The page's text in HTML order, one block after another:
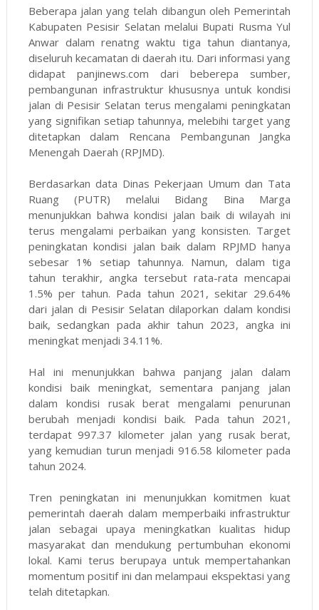
Beberapa jalan yang telah dibangun oleh Pemerintah
Kabupaten Pesisir Selatan melalui Bupati Rusma Yul
Anwar dalam renatng waktu tiga tahun diantanya,
diseluruh kecamatan di daerah itu. Dari informasi yang
didapat panjinews.com dari beberepa sumber,
pembangunan infrastruktur khususnya untuk kondisi
jalan di Pesisir Selatan terus mengalami peningkatan
yang signifikan setiap tahunnya, melebihi target yang
ditetapkan dalam Rencana Pembangunan Jangka
Menengah Daerah (RPJMD).
Berdasarkan data Dinas Pekerjaan Umum dan Tata
Ruang (PUTR) melalui Bidang Bina Marga
menunjukkan bahwa kondisi jalan baik di wilayah ini
terus mengalami perbaikan yang konsisten. Target
peningkatan kondisi jalan baik dalam RPJMD hanya
sebesar 1% setiap tahunnya. Namun, dalam tiga
tahun terakhir, angka tersebut rata-rata mencapai
1.5% per tahun. Pada tahun 2021, sekitar 29.64%
dari jalan di Pesisir Selatan dilaporkan dalam kondisi
baik, sedangkan pada akhir tahun 2023, angka ini
meningkat menjadi 34.11%.
Hal ini menunjukkan bahwa panjang jalan dalam
kondisi baik meningkat, sementara panjang jalan
dalam kondisi rusak berat mengalami penurunan
berubah menjadi kondisi baik. Pada tahun 2021,
terdapat 997.37 kilometer jalan yang rusak berat,
yang kemudian turun menjadi 916.58 kilometer pada
tahun 2024.
Tren peningkatan ini menunjukkan komitmen kuat
pemerintah daerah dalam memperbaiki infrastruktur
jalan sebagai upaya meningkatkan kualitas hidup
masyarakat dan mendukung pertumbuhan ekonomi
lokal. Kami terus berupaya untuk mempertahankan
momentum positif ini dan melampaui ekspektasi yang
telah ditetapkan.